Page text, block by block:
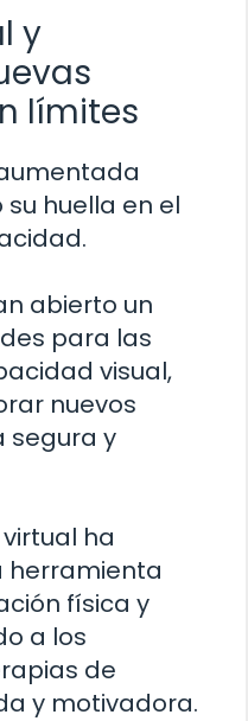
y
límites
huella en el
abierto un
para las
visual,
nuevos
segura y
ha
herramienta
física y
a los
de
y motivadora.